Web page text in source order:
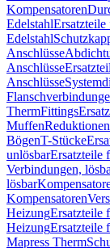
Kompensatoren
Edelstahl
Edelstahl
Anschlüsse
Anschlüsse
Anschlüsse
ThermFittings
MuffenReduktionen
BögenT-Stücke
unlösbarErsatzteile
Verbindungen,
lösbar
Kompensatoren
HeizungErsatzteile
HeizungErsatzteile
Mapress Therm